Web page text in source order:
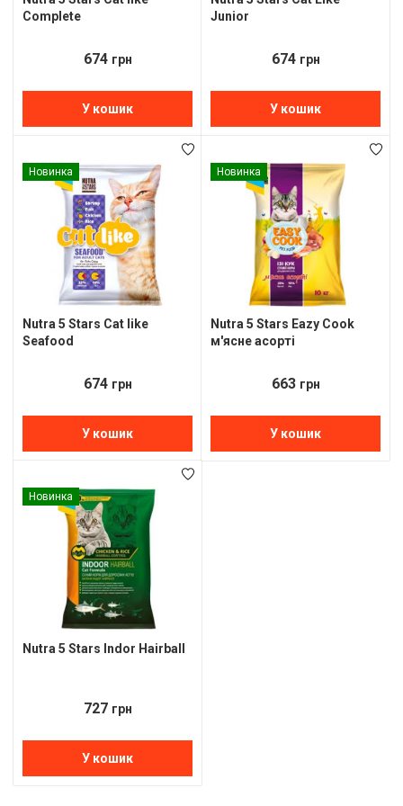
Complete
674 грн
У кошик
Junior
674 грн
У кошик
Новинка
Nutra 5 Stars Cat like
Seafood
674 грн
У кошик
Новинка
Nutra 5 Stars Eazy Cook
м'ясне асорті
663 грн
У кошик
Новинка
Nutra 5 Stars Indor Hairball
727 грн
У кошик